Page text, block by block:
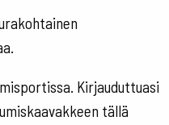
Kirjauduttuasi
tällä